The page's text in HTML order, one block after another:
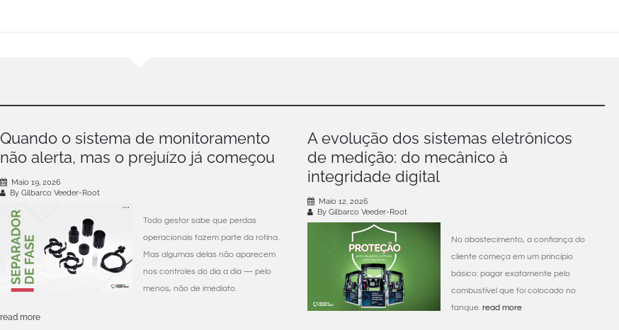
Quando o sistema de monitoramento
não alerta, mas o prejuízo já começou
Maio 19, 2026
By Gilbarco Veeder-Root
Todo gestor sabe que perdas
operacionais fazem parte da rotina.
Mas algumas delas não aparecem
nos controles do dia a dia — pelo
menos, não de imediato.
read more
A evolução dos sistemas eletrônicos
de medição: do mecânico à
integridade digital
Maio 12, 2026
By Gilbarco Veeder-Root
No abastecimento, a confiança do
cliente começa em um princípio
básico: pagar exatamente pelo
combustível que foi colocado no
tanque. read more